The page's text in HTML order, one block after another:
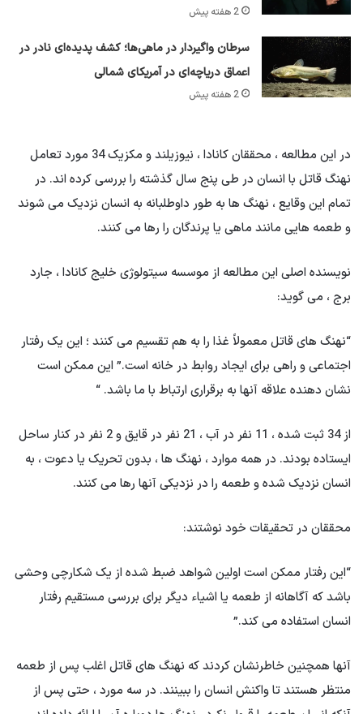
2 هفته پیش
سرطان واگیردار در ماهی‌ها؛ کشف پدیده‌ای نادر در
اعماق دریاچه‌ای در آمریکای شمالی
2 هفته پیش
در این مطالعه ، محققان کانادا ، نیوزیلند و مکزیک 34 مورد تعامل
نهنگ قاتل با انسان در طی پنج سال گذشته را بررسی کرده اند. در
تمام این وقایع ، نهنگ ها به طور داوطلبانه به انسان نزدیک می شوند
و طعمه هایی مانند ماهی یا پرندگان را رها می کنند.
نویسنده اصلی این مطالعه از موسسه سیتولوژی خلیج کانادا ، جارد
برج ، می گوید:
“نهنگ های قاتل معمولاً غذا را به هم تقسیم می کنند ؛ این یک رفتار
اجتماعی و راهی برای ایجاد روابط در خانه است.” این ممکن است
نشان دهنده علاقه آنها به برقراری ارتباط با ما باشد. “
از 34 ثبت شده ، 11 نفر در آب ، 21 نفر در قایق و 2 نفر در کنار ساحل
ایستاده بودند. در همه موارد ، نهنگ ها ، بدون تحریک یا دعوت ، به
انسان نزدیک شده و طعمه را در نزدیکی آنها رها می کنند.
محققان در تحقیقات خود نوشتند:
“این رفتار ممکن است اولین شواهد ضبط شده از یک شکارچی وحشی
باشد که آگاهانه از طعمه یا اشیاء دیگر برای بررسی مستقیم رفتار
انسان استفاده می کند.”
آنها همچنین خاطرنشان كردند كه نهنگ های قاتل اغلب پس از طعمه
منتظر هستند تا واکنش انسان را ببینند. در سه مورد ، حتی پس از